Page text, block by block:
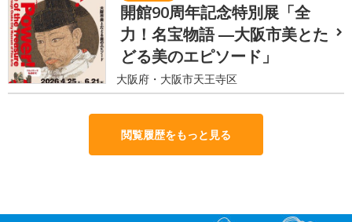
開館90周年記念特別展「全
力！名宝物語 ―大阪市美とた
どる美のエピソード」
大阪府・大阪市天王寺区
閲覧履歴をもっと見る